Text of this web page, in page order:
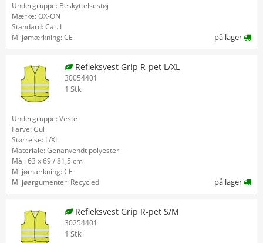
Undergruppe: Beskyttelsestøj
Mærke: OX-ON
Standard: Cat. I
Miljømærkning: CE
på lager
Refleksvest Grip R-pet L/XL
30054401
1 Stk
Undergruppe: Veste
Farve: Gul
Størrelse: L/XL
Materiale: Genanvendt polyester
Mål: 63 x 69 / 81,5 cm
Miljømærkning: CE
Miljøargumenter: Recycled
på lager
Refleksvest Grip R-pet S/M
30254401
1 Stk